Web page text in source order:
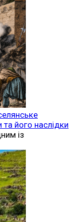
його наслідки
із